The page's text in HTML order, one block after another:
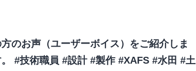
のお声（ユーザーボイス）をご紹介しま
#技術職員 #設計 #製作 #XAFS #水田 #土